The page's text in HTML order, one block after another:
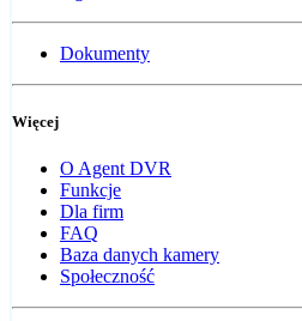
Dokumenty
Więcej
O Agent DVR
Funkcje
Dla firm
FAQ
Baza danych kamery
Społeczność